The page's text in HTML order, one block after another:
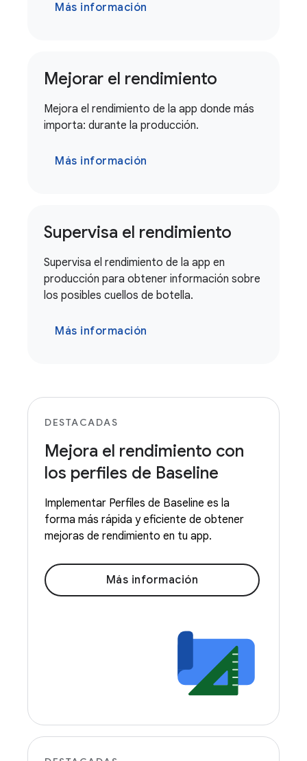
Más información
Mejorar el rendimiento
Mejora el rendimiento de la app donde más
importa: durante la producción.
Más información
Supervisa el rendimiento
Supervisa el rendimiento de la app en
producción para obtener información sobre
los posibles cuellos de botella.
Más información
DESTACADAS
Mejora el rendimiento con
los perfiles de Baseline
Implementar Perfiles de Baseline es la
forma más rápida y eficiente de obtener
mejoras de rendimiento en tu app.
Más información